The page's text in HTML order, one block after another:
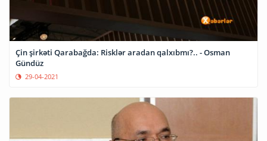
Çin şirkəti Qarabağda: Risklər aradan qalxıbmı?.. - Osman
Gündüz
29-04-2021